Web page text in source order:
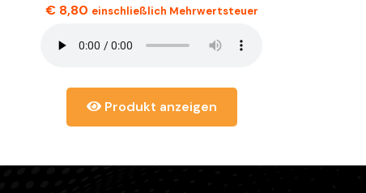
€8,80 einschließlich Mehrwertsteuer
Produkt anzeigen